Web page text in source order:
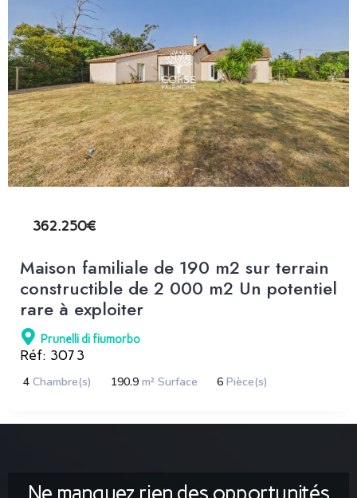
362.250€
Maison familiale de 190 m2 sur terrain
constructible de 2 000 m2 Un potentiel
rare à exploiter
Prunelli di fiumorbo
Réf: 3073
4 Chambre(s) 190.9 m² Surface 6 Pièce(s)
Ne manquez rien des opportunités